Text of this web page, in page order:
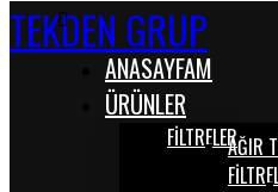
TEKDEN GRUP
ANASAYFAM
ÜRÜNLER
FİLTRELERAĞIR